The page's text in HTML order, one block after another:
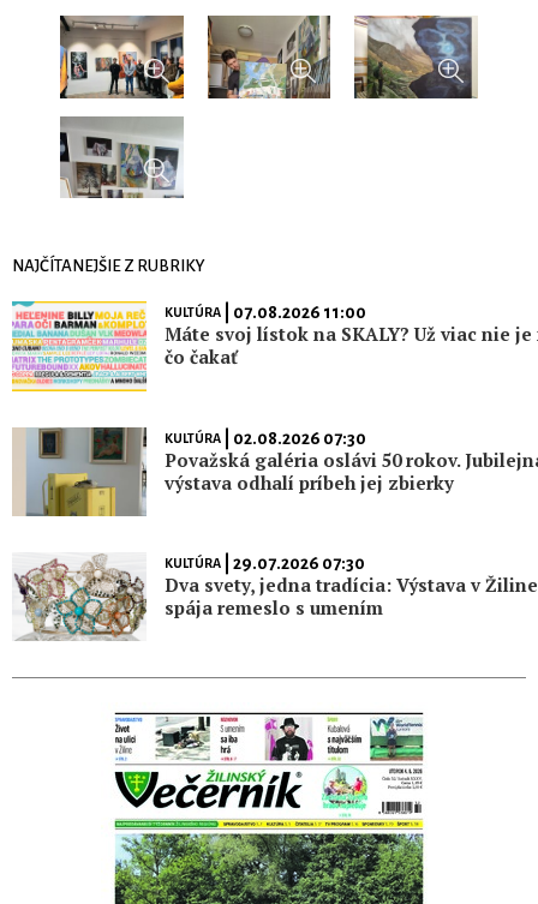
NAJČÍTANEJŠIE Z RUBRIKY
KULTÚRA| 07.08.2026 11:00
Máte svoj lístok na SKALY? Už viac nie je
čo čakať
KULTÚRA| 02.08.2026 07:30
Považská galéria oslávi 50 rokov.
výstava odhalí príbeh jej zbierky
KULTÚRA| 29.07.2026 07:30
Dva svety, jedna tradícia: Výstava v Žiline
spája remeslo s umením